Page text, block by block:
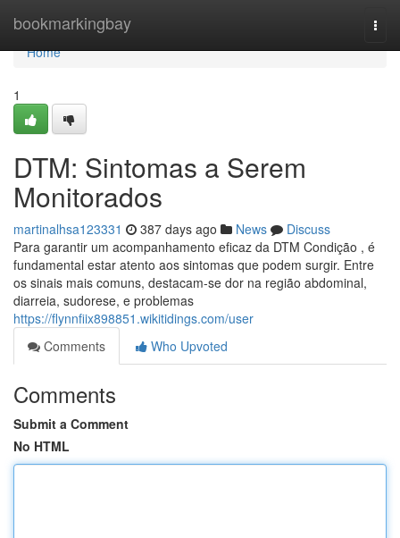
bookmarkingbay
Home
Home
1
DTM: Sintomas a Serem
Monitorados
martinalhsa123331 387 days ago News
Discuss
Para garantir um acompanhamento eficaz da DTM Condição , é
fundamental estar atento aos sintomas que podem surgir. Entre
os sinais mais comuns, destacam-se dor na região abdominal,
diarreia, sudorese, e problemas
https://flynnfiix898851.wikitidings.com/user
Comments
Who Upvoted
Comments
Submit a Comment
No HTML